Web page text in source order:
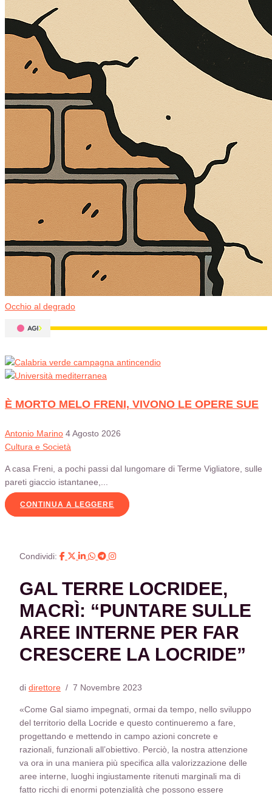
Occhio al degrado
È MORTO MELO FRENI, VIVONO LE OPERE SUE
Antonio Marino 4 Agosto 2026
Cultura e Società
A casa Freni, a pochi passi dal lungomare di Terme Vigliatore, sulle
pareti giaccio istantanee,...
CONTINUA A LEGGERE
Condividi:
GAL TERRE LOCRIDEE,
MACRÌ: “PUNTARE SULLE
AREE INTERNE PER FAR
CRESCERE LA LOCRIDE”
di direttore / 7 Novembre 2023
«Come Gal siamo impegnati, ormai da tempo, nello sviluppo
del territorio della Locride e questo continueremo a fare,
progettando e mettendo in campo azioni concrete e
razionali, funzionali all’obiettivo. Perciò, la nostra attenzione
va ora in una maniera più specifica alla valorizzazione delle
aree interne, luoghi ingiustamente ritenuti marginali ma di
fatto ricchi di enormi potenzialità che possono essere